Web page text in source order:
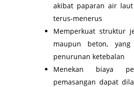
akibat paparan air
terus-menerus
Memperkuat struktur
maupun beton,
penurunan ketebalan
Menekan biaya
pemasangan dapat